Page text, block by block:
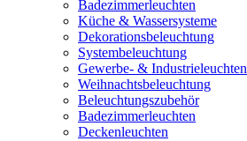
Badezimmerleuchten
Küche & Wassersysteme
Dekorationsbeleuchtung
Systembeleuchtung
Gewerbe- & Industrieleuchten
Weihnachtsbeleuchtung
Beleuchtungszubehör
Badezimmerleuchten
Deckenleuchten